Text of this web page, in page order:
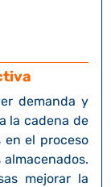
demanda y
la cadena de
en el proceso
mejorar la